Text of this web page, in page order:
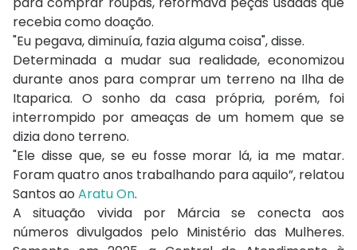
recebia como doação.
"Eu pegava, diminuía, fazia alguma coisa", disse.
Determinada a mudar sua realidade, economizou
durante anos para comprar um terreno na Ilha de
Itaparica. O sonho da casa própria, porém, foi
interrompido por ameaças de um homem que se
dizia dono terreno.
"Ele disse que, se eu fosse morar lá, ia me matar.
Foram quatro anos trabalhando para aquilo”, relatou
Santos ao Aratu On.
A situação vivida por Márcia se conecta aos
números divulgados pelo Ministério das Mulheres.